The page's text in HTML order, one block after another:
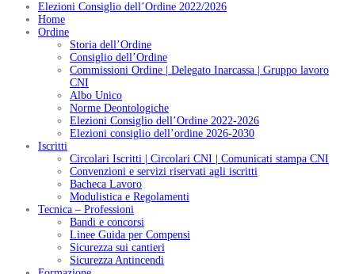
Elezioni Consiglio dell’Ordine 2022/2026
Home
Ordine
Storia dell’Ordine
Consiglio dell’Ordine
Commissioni Ordine | Delegato Inarcassa | Gruppo lavoro
CNI
Albo Unico
Norme Deontologiche
Elezioni Consiglio dell’Ordine 2022-2026
Elezioni consiglio dell’ordine 2026-2030
Iscritti
Circolari Iscritti | Circolari CNI | Comunicati stampa CNI
Convenzioni e servizi riservati agli iscritti
Bacheca Lavoro
Modulistica e Regolamenti
Tecnica – Professioni
Bandi e concorsi
Linee Guida per Compensi
Sicurezza sui cantieri
Sicurezza Antincendi